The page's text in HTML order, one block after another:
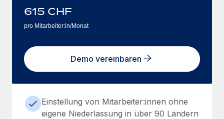
615 CHF
pro Mitarbeiter:in/Monat
Demo vereinbaren
Einstellung von Mitarbeiter:innen ohne
eigene Niederlassung in über 90 Ländern